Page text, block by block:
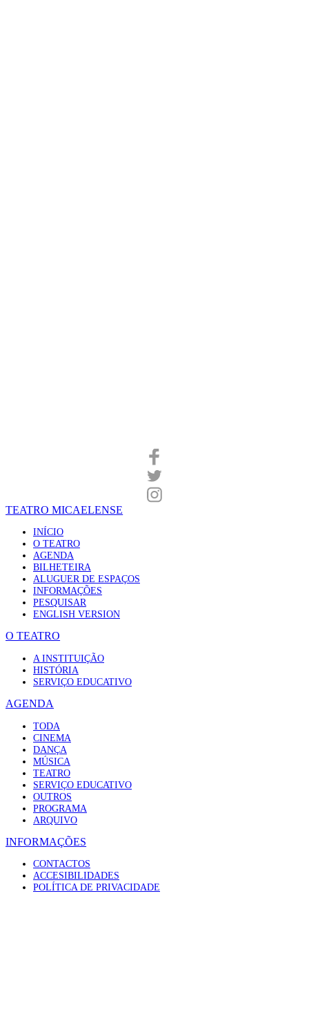
TEATRO MICAELENSE
INÍCIO
O TEATRO
AGENDA
BILHETEIRA
ALUGUER DE ESPAÇOS
INFORMAÇÕES
PESQUISAR
ENGLISH VERSION
O TEATRO
A INSTITUIÇÃO
HISTÓRIA
SERVIÇO EDUCATIVO
AGENDA
TODA
CINEMA
DANÇA
MÚSICA
TEATRO
SERVIÇO EDUCATIVO
OUTROS
PROGRAMA
ARQUIVO
INFORMAÇÕES
CONTACTOS
ACCESIBILIDADES
POLÍTICA DE PRIVACIDADE